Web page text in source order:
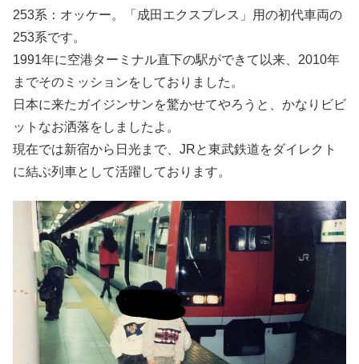
253系：オッケー。「成田エクスプレス」用の初代車両の
253系です。
1991年に空港ターミナル直下の駅ができて以来、2010年
までそのミッションをしておりました。
日本に来たガイジンサンを驚かせてやろうと、かなりビビ
ットなお洒落をしましたよ。
現在では新宿から日光まで、JRと東武鉄道をダイレクト
に結ぶ列車として活躍しております。